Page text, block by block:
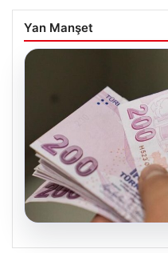
Yan Manşet